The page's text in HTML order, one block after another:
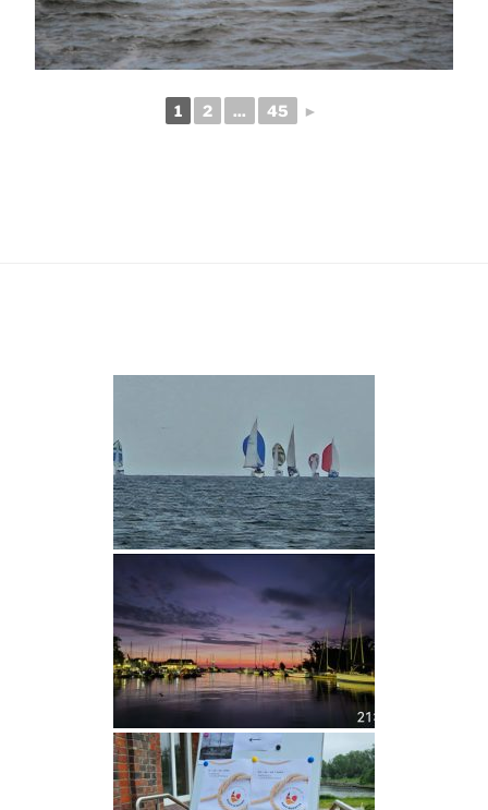
1 2 ... 45 ►